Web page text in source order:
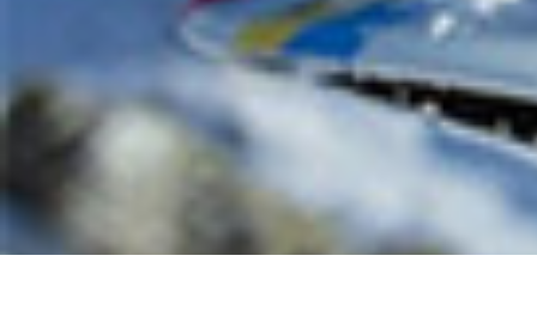
#nachhaltigwintersport